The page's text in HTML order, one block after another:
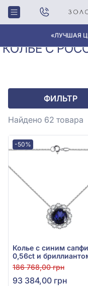
«ЛУЧШАЯ
Главная
Колье с
КОЛЬЕ С
ФИЛЬТР
Найдено 62 товара
-50%
Колье с синим
0,56ct и
0,18ct из белого
585°, арт. 704-085с
186 768,00 грн
93 384,00 грн